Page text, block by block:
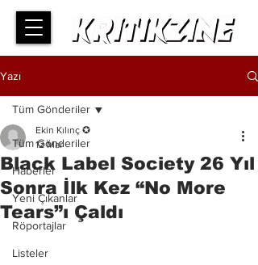
Yazı
Tüm Gönderiler
Haberler
Yeni Çıkanlar
Röportajlar
Listeler
Tüm Gönderiler
Black Label Society 26 Yıl
Sonra İlk Kez “No More
Tears”ı Çaldı
Ekin Kılınç ✪
12 Mar